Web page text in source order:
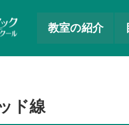
教室の紹介
ド線